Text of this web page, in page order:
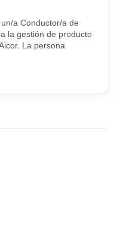
a Conductor/a de
la gestión de producto
La persona